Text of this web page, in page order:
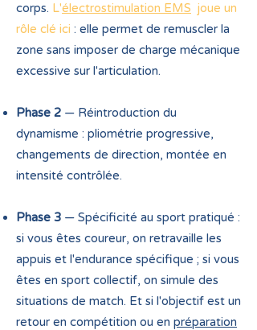
corps. L'électrostimulation EMS joue un
rôle clé ici : elle permet de remuscler la
zone sans imposer de charge mécanique
excessive sur l'articulation.
Phase 2 — Réintroduction du
dynamisme : pliométrie progressive,
changements de direction, montée en
intensité contrôlée.
Phase 3 — Spécificité au sport pratiqué :
si vous êtes coureur, on retravaille les
appuis et l'endurance spécifique ; si vous
êtes en sport collectif, on simule des
situations de match. Et si l'objectif est un
retour en compétition ou en préparation